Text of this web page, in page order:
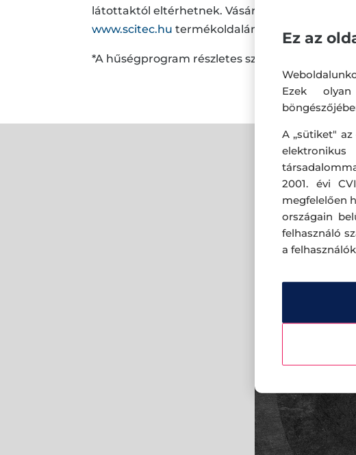
látottaktól eltérhetnek. Vásárláskor és a
www.scitec.hu termékoldalán lévő
*A hűségprogram részletes szabályai a
Ez az
Ezek
A „sütiket"
2001. évi
megfelelően
országain
felhasználó
a